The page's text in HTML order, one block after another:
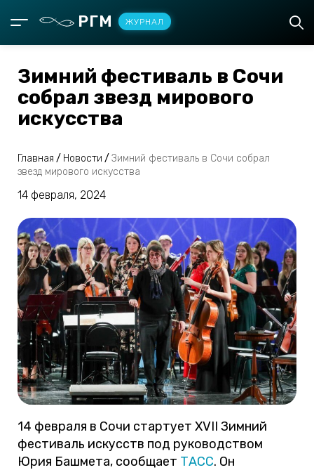
РГМ ЖУРНАЛ
Зимний фестиваль в Сочи
собрал звезд мирового
искусства
Главная / Новости / Зимний фестиваль в Сочи собрал
звезд мирового искусства
14 февраля, 2024
14 февраля в Сочи стартует XVII Зимний
фестиваль искусств под руководством
Юрия Башмета, сообщает ТАСС. Он